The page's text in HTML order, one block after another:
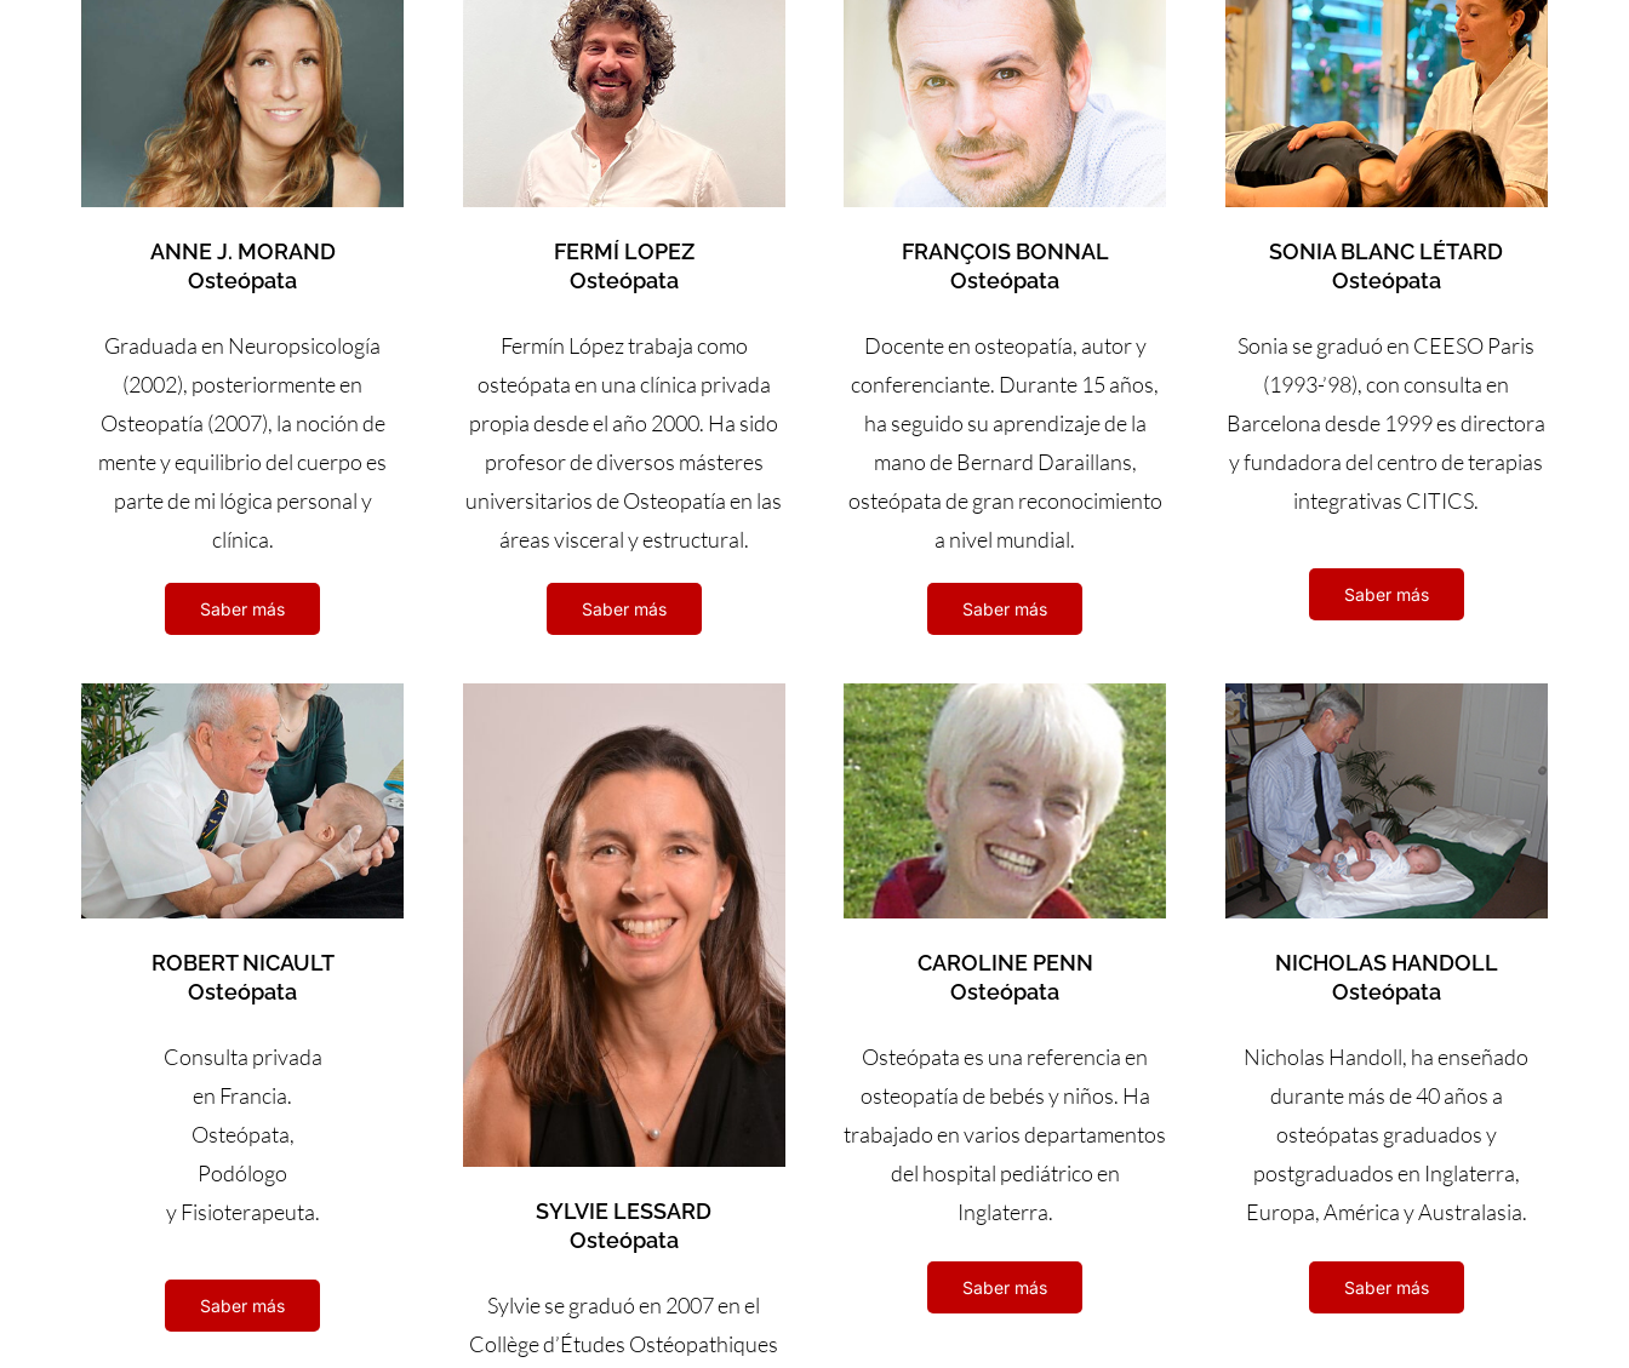
ANNE J. MORAND
Osteópata
Graduada en Neuropsicología
(2002), posteriormente en
Osteopatía (2007), la noción de
mente y equilibrio del cuerpo es
parte de mi lógica personal y
clínica.
Saber más
FERMÍ LOPEZ
Osteópata
Fermín López trabaja como
osteópata en una clínica privada
propia desde el año 2000. Ha sido
profesor de diversos másteres
universitarios de Osteopatía en las
áreas visceral y estructural.
Saber más
FRANÇOIS BONNAL
Osteópata
Docente en osteopatía, autor y
conferenciante. Durante 15 años,
ha seguido su aprendizaje de la
mano de Bernard Daraillans,
osteópata de gran reconocimiento
a nivel mundial.
Saber más
SONIA BLANC LÉTARD
Osteópata
Sonia se graduó en CEESO Paris
(1993-’98), con consulta en
Barcelona desde 1999 es directora
y fundadora del centro de terapias
integrativas CITICS.
Saber más
ROBERT NICAULT
Osteópata
Consulta privada
en Francia.
Osteópata,
Podólogo
y Fisioterapeuta.
Saber más
SYLVIE LESSARD
Osteópata
Sylvie se graduó en 2007 en el
Collège d’Études Ostéopathiques
CAROLINE PENN
Osteópata
Osteópata es una referencia en
osteopatía de bebés y niños. Ha
trabajado en varios departamentos
del hospital pediátrico en
Inglaterra.
Saber más
NICHOLAS HANDOLL
Osteópata
Nicholas Handoll, ha enseñado
durante más de 40 años a
osteópatas graduados y
postgraduados en Inglaterra,
Europa, América y Australasia.
Saber más